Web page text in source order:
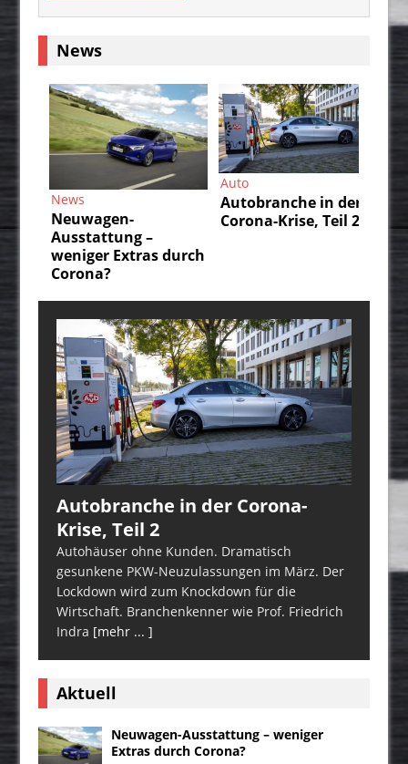
News
News
Neuwagen-
Ausstattung –
weniger Extras durch
Corona?
Auto
Autobranche in der
Corona-Krise, Teil 2
Autobranche in der Corona-
Krise, Teil 2
Autohäuser ohne Kunden. Dramatisch
gesunkene PKW-Neuzulassungen im März. Der
Lockdown wird zum Knockdown für die
Wirtschaft. Branchenkenner wie Prof. Friedrich
Indra [mehr ... ]
Aktuell
Neuwagen-Ausstattung – weniger
Extras durch Corona?